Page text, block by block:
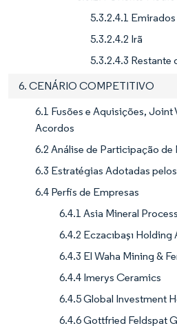
5.3.2.4.1
5.3.2.4.2 Irã
5.3.2.4.3
6. CENÁRIO COMPETITIVO
6.1 Fusões e Aquisições, Joint
Acordos
6.2 Análise de Participação
6.3 Estratégias Adotadas
6.4 Perfis de Empresas
6.4.1 Asia Mineral
6.4.2 Eczacıbaşı Holding
6.4.3 El Waha Mining &
6.4.4 Imerys Ceramics
6.4.5 Global Investment
6.4.6 Gottfried Feldspat